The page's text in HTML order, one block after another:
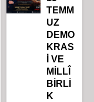
TEMM
UZ
DEMO
KRAS
İ VE
MİLLÎ
BİRLİ
K